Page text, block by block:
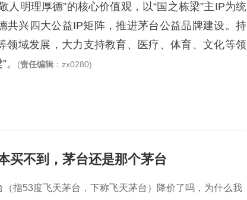
明理厚德”的核心价值观，以“国之栋梁”主IP为统
兴四大公益IP矩阵，推进茅台公益品牌建设。持
域发展，大力支持教育、医疗、体育、文化等领
(责任编辑 ：zx0280)
买不到，茅台还是那个茅台
（指53度飞天茅台，下称飞天茅台）降价了吗，为什么我